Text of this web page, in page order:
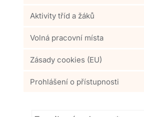
Aktivity tříd a žáků
Volná pracovní místa
Zásady cookies (EU)
Prohlášení o přístupnosti